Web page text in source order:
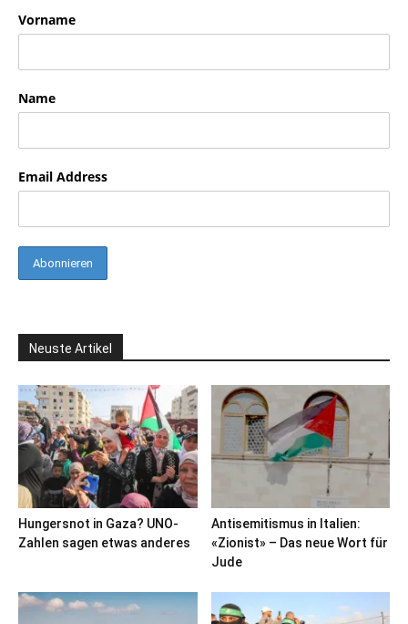
Vorname
Name
Email Address
Neuste Artikel
Hungersnot in Gaza? UNO-
Zahlen sagen etwas anderes
Antisemitismus in Italien:
«Zionist» – Das neue Wort für
Jude